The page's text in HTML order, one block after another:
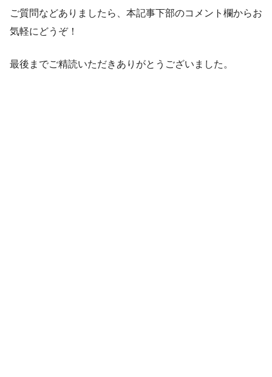
ご質問などありましたら、本記事下部のコメント欄からお
気軽にどうぞ！
最後までご精読いただきありがとうございました。